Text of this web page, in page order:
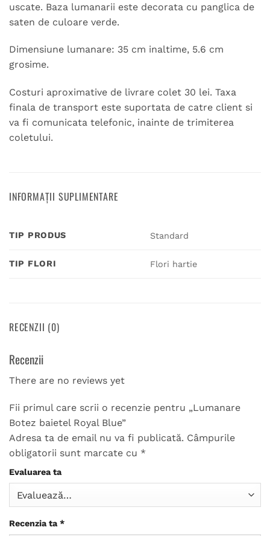
uscate. Baza lumanarii este decorata cu panglica de
saten de culoare verde.
Dimensiune lumanare: 35 cm inaltime, 5.6 cm
grosime.
Costuri aproximative de livrare colet 30 lei. Taxa
finala de transport este suportata de catre client si
va fi comunicata telefonic, inainte de trimiterea
coletului.
INFORMAȚII SUPLIMENTARE
TIP PRODUS Standard
TIP FLORI Flori hartie
RECENZII (0)
Recenzii
There are no reviews yet
Fii primul care scrii o recenzie pentru „Lumanare
Botez baietel Royal Blue”
Adresa ta de email nu va fi publicată. Câmpurile
obligatorii sunt marcate cu *
Evaluarea ta
Recenzia ta*